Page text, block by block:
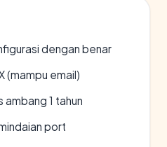
dengan benar
(mampu email)
ambang 1 tahun
port